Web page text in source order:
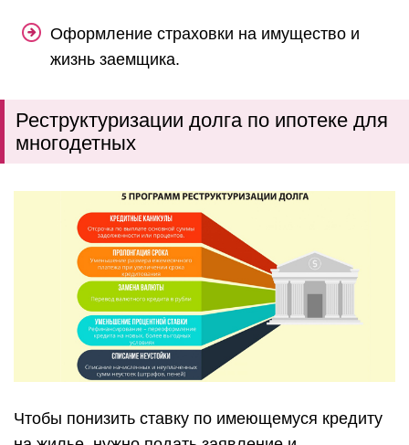
Оформление страховки на имущество и
жизнь заемщика.
Реструктуризации долга по ипотеке для
многодетных
Чтобы понизить ставку по имеющемуся кредиту